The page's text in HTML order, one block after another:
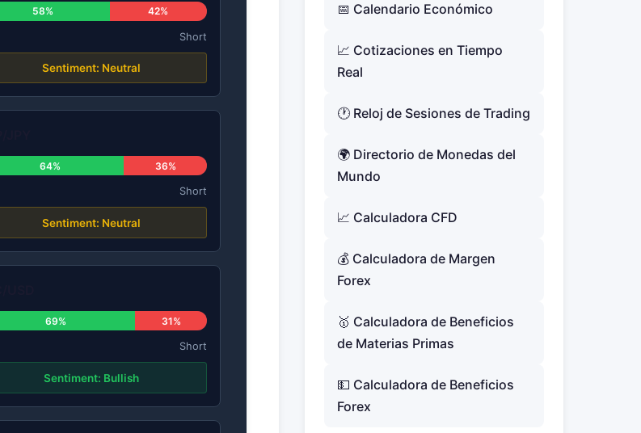
58% 42%
Short
Sentiment: Neutral
64% 36%
Short
Sentiment: Neutral
69% 31%
Short
Sentiment: Bullish
📅 Calendario Económico
📈 Cotizaciones en Tiempo
Real
🕐 Reloj de Sesiones de Trading
🌍 Directorio de Monedas del
Mundo
📈 Calculadora CFD
💰 Calculadora de Margen
Forex
🥇 Calculadora de Beneficios
de Materias Primas
💵 Calculadora de Beneficios
Forex